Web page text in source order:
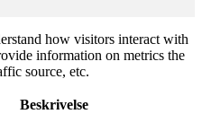
how visitors interact with
information on metrics the
source, etc.
Beskrivelse